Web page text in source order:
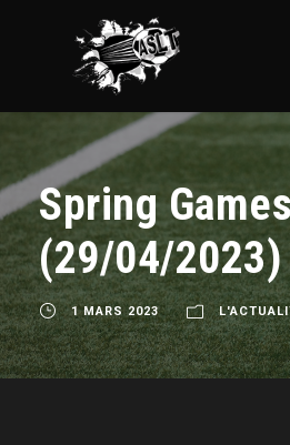
Spring Games
(29/04/2023)
1 MARS 2023